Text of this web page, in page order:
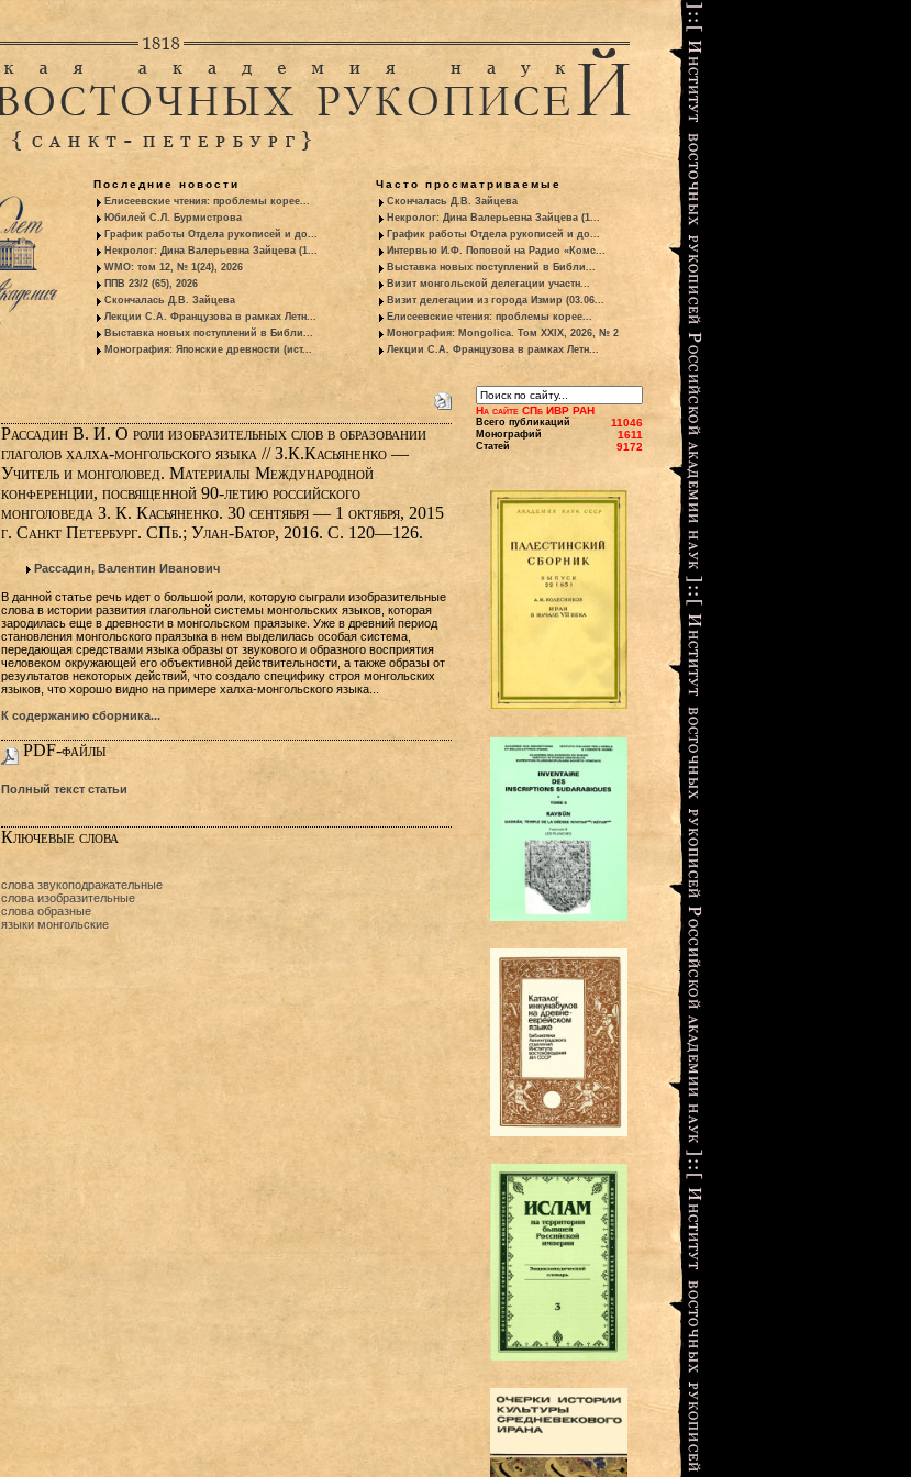
Последние новости
Елисеевские чтения: проблемы корее...
Юбилей С.Л. Бурмистрова
График работы Отдела рукописей и до...
Некролог: Дина Валерьевна Зайцева (1...
WMO: том 12, № 1(24), 2026
ППВ 23/2 (65), 2026
Скончалась Д.В. Зайцева
Лекции С.А. Французова в рамках Летн...
Выставка новых поступлений в Библи...
Монография: Японские древности (ист...
Часто просматриваемые
Скончалась Д.В. Зайцева
Некролог: Дина Валерьевна Зайцева (1...
График работы Отдела рукописей и до...
Интервью И.Ф. Поповой на Радио «Комс...
Выставка новых поступлений в Библи...
Визит монгольской делегации участн...
Визит делегации из города Измир (03.06...
Елисеевские чтения: проблемы корее...
Монография: Mongolica. Том XXIX, 2026, № 2
Лекции С.А. Французова в рамках Летн...
Рассадин В. И. О роли изобразительных слов в образовании
глаголов халха-монгольского языка // З.К.Касьяненко —
Учитель и монголовед. Материалы Международной
конференции, посвященной 90-летию российского
монголоведа З. К. Касьяненко. 30 сентября — 1 октября, 2015
г. Санкт Петербург. СПб.; Улан-Батор, 2016. C. 120—126.
Рассадин, Валентин Иванович
В данной статье речь идет о большой роли, которую сыграли изобразительные
слова в истории развития глагольной системы монгольских языков, которая
зародилась еще в древности в монгольском праязыке. Уже в древний период
становления монгольского праязыка в нем выделилась особая система,
передающая средствами языка образы от звукового и образного восприятия
человеком окружающей его объективной действительности, а также образы от
результатов некоторых действий, что создало специфику строя монгольских
языков, что хорошо видно на примере халха-монгольского языка...
К содержанию сборника...
PDF-файлы
Полный текст статьи
Ключевые слова
слова звукоподражательные
слова изобразительные
слова образные
языки монгольские
На сайте СПб ИВР РАН
Всего публикаций 11046
Монографий 1611
Статей 9172